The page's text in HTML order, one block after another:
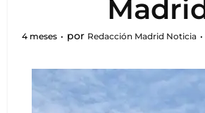
4 meses por Redacción Madrid Noticia